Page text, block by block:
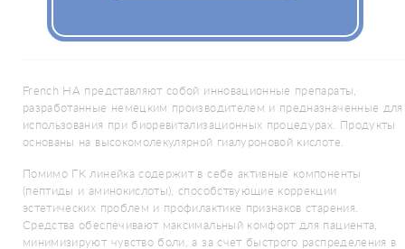
French HA представляют собой инновационные препараты,
разработанные немецким производителем и предназначенные для
использования при биоревитализационных процедурах. Продукты
основаны на высокомолекулярной гиалуроновой кислоте.
Помимо ГК линейка содержит в себе активные компоненты
(пептиды и аминокислоты), способствующие коррекции
эстетических проблем и профилактике признаков старения.
Средства обеспечивают максимальный комфорт для пациента,
минимизируют чувство боли, а за счет быстрого распределения в